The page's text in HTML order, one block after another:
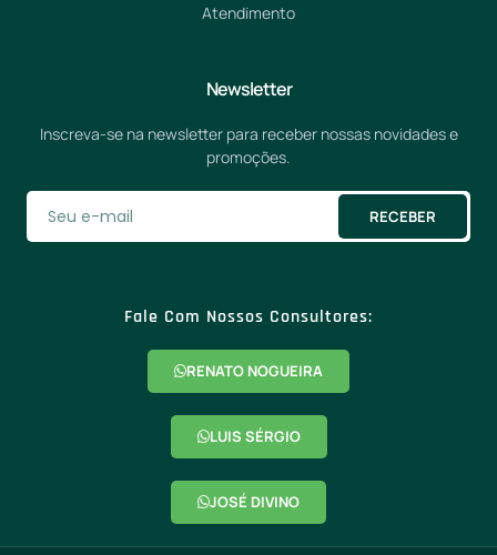
Atendimento
Newsletter
Inscreva-se na newsletter para receber nossas novidades e
promoções.
RECEBER
Fale Com Nossos Consultores:
RENATO NOGUEIRA
LUIS SÉRGIO
JOSÉ DIVINO